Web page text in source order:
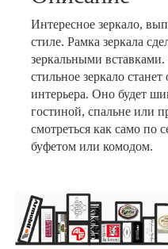
Интересное зеркало,
стиле. Рамка зеркала
зеркальными
стильное зеркало
интерьера. Оно будет
гостиной, спальне или
смотреться как само по
буфетом или комодом.